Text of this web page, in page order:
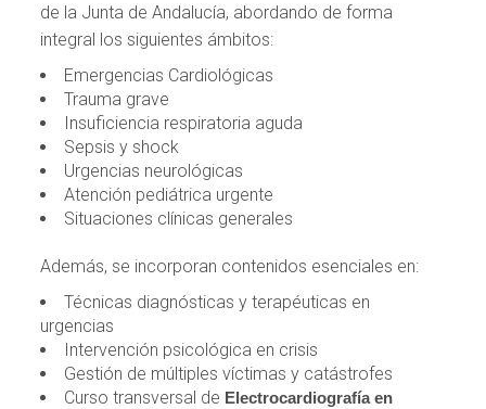
de la Junta de Andalucía, abordando de forma
integral los siguientes ámbitos:
Emergencias Cardiológicas
Trauma grave
Insuficiencia respiratoria aguda
Sepsis y shock
Urgencias neurológicas
Atención pediátrica urgente
Situaciones clínicas generales
Además, se incorporan contenidos esenciales en:
Técnicas diagnósticas y terapéuticas en
urgencias
Intervención psicológica en crisis
Gestión de múltiples víctimas y catástrofes
Curso transversal de Electrocardiografía en